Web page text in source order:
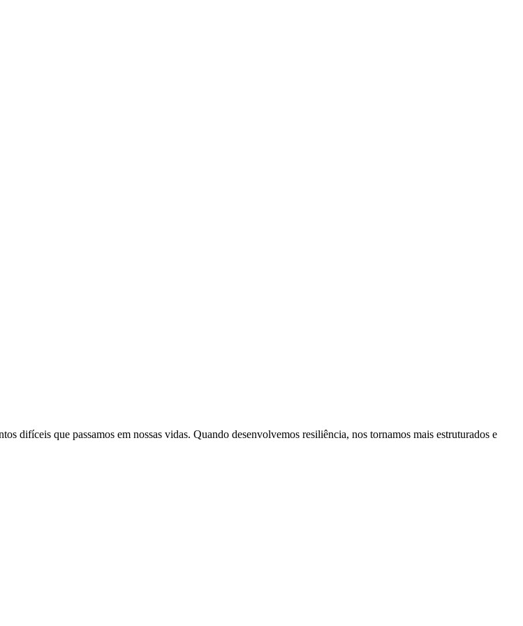
difíceis que passamos em nossas vidas. Quando desenvolvemos resiliência, nos tornamos mais estruturados e